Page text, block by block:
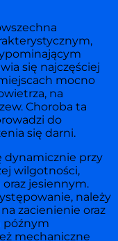
się najczęściej
mocno
na
Choroba ta
do
się darni.
dynamicznie przy
wilgotności,
jesiennym.
należy
zacienienie oraz
późnym
mechaniczne